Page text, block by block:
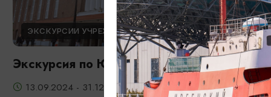
ЭКСКУРСИИ УЧРЕЖДЕНИЙ КУЛЬТУРЫ
Экскурсия по Южному вокзалу
13.09.2024 - 31.12.2026